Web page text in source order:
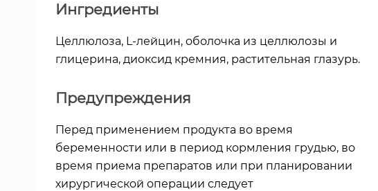
Ингредиенты
Целлюлоза, L-лейцин, оболочка из целлюлозы и
глицерина, диоксид кремния, растительная глазурь.
Предупреждения
Перед применением продукта во время
беременности или в период кормления грудью, во
время приема препаратов или при планировании
хирургической операции следует